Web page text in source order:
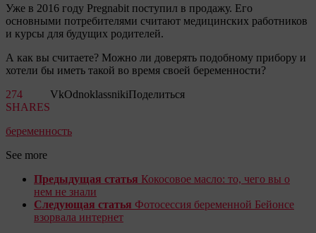
Уже в 2016 году Pregnabit поступил в продажу. Его
основными потребителями считают медицинских работников
и курсы для будущих родителей.
А как вы считаете? Можно ли доверять подобному прибору и
хотели бы иметь такой во время своей беременности?
274
SHARES
VkOdnoklassnikiПоделиться
беременность
See more
Предыдущая статья Кокосовое масло: то, чего вы о
нем не знали
Следующая статья Фотосессия беременной Бейонсе
взорвала интернет